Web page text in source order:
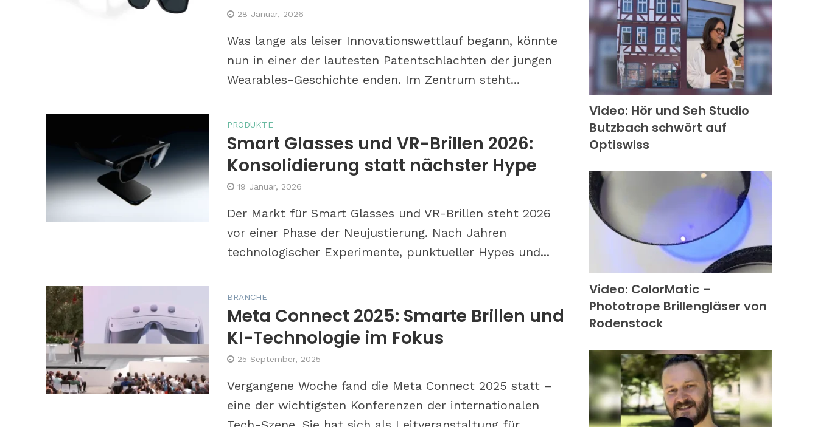
28 Januar, 2026
Was lange als leiser Innovationswettlauf begann, könnte
nun in einer der lautesten Patentschlachten der jungen
Wearables-Geschichte enden. Im Zentrum steht...
PRODUKTE
Smart Glasses und VR-Brillen 2026:
Konsolidierung statt nächster Hype
19 Januar, 2026
Der Markt für Smart Glasses und VR-Brillen steht 2026
vor einer Phase der Neujustierung. Nach Jahren
technologischer Experimente, punktueller Hypes und...
BRANCHE
Meta Connect 2025: Smarte Brillen und
KI-Technologie im Fokus
25 September, 2025
Vergangene Woche fand die Meta Connect 2025 statt –
eine der wichtigsten Konferenzen der internationalen
Video: Hör und Seh Studio
Butzbach schwört auf
Optiswiss
Video: ColorMatic –
Phototrope Brillengläser von
Rodenstock